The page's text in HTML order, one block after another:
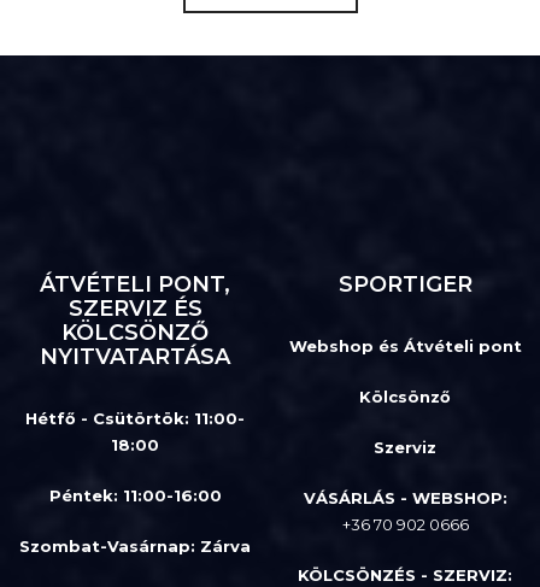
ÁTVÉTELI PONT,
SZERVIZ ÉS
KÖLCSÖNZŐ
NYITVATARTÁSA
Hétfő - Csütörtök: 11:00-
18:00
Péntek: 11:00-16:00
Szombat-Vasárnap: Zárva
SPORTIGER
Webshop és Átvételi pont
Kölcsönző
Szerviz
VÁSÁRLÁS - WEBSHOP:
+36 70 902 0666
KÖLCSÖNZÉS - SZERVIZ: